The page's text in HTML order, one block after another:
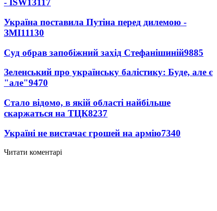
- ISW13117
Україна поставила Путіна перед дилемою -
ЗМІ11130
Суд обрав запобіжний захід Стефанішиній9885
Зеленський про українську балістику: Буде, але є
"але"9470
Стало відомо, в якій області найбільше
скаржаться на ТЦК8237
Україні не вистачає грошей на армію7340
Читати коментарі